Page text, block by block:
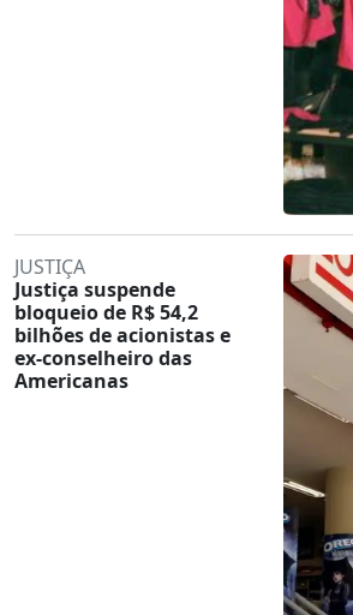
JUSTIÇA
Justiça suspende
bloqueio de R$ 54,2
bilhões de acionistas e
ex-conselheiro das
Americanas